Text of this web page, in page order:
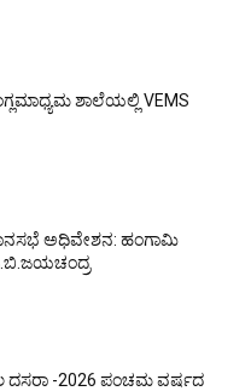
ಶಾಲೆಯಲ್ಲಿ VEMS
ಅಧಿವೇಶನ: ಹಂಗಾಮಿ
ದಸರಾ -2026 ಪಂಚಮ ವರ್ಷದ